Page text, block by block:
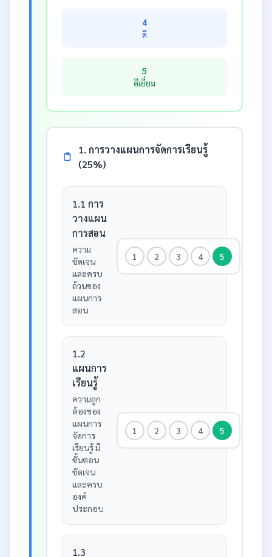
4
ดี
5
ดีเยี่ยม
1. การวางแผนการจัดการเรียนรู้
(25%)
1.1 การ
วางแผน
การสอน
ความ
ชัดเจน
และครบ
ถ้วนของ
แผนการ
สอน
1 2 3 4 5
1.2
แผนการ
เรียนรู้
ความถูก
ต้องของ
แผนการ
จัดการ
เรียนรู้ มี
ขั้นตอน
ชัดเจน
และครบ
องค์
ประกอบ
1 2 3 4 5
1.3